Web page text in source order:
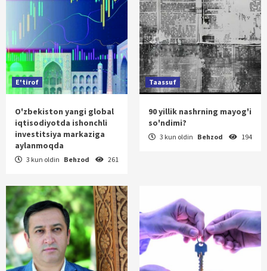
E'tirof
O'zbekiston yangi global
iqtisodiyotda ishonchli
investitsiya markaziga
aylanmoqda
3 kun oldin Behzod 261
Taassuf
90 yillik nashrning mayog'i
so'ndimi?
3 kun oldin Behzod 194